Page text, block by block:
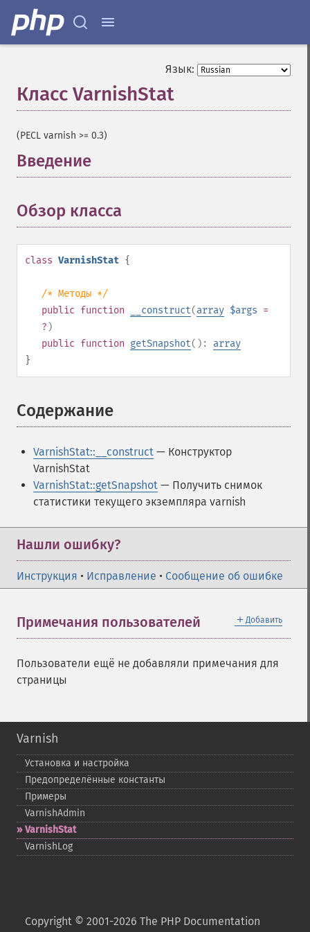
Язык:
Класс VarnishStat
(PECL varnish >= 0.3)
Введение
Обзор класса
class VarnishStat {
/* Методы */
public function __construct(array $args =
? )
public function getSnapshot(): array
}
Содержание
VarnishStat::__construct — Конструктор
VarnishStat
VarnishStat::getSnapshot — Получить снимок
статистики текущего экземпляра varnish
Нашли ошибку?
Инструкция • Исправление • Сообщение об ошибке
＋ Добавить
Примечания пользователей
Пользователи ещё не добавляли примечания для
страницы
Varnish
Установка и настройка
Предопределённые константы
Примеры
VarnishAdmin
VarnishStat
VarnishLog
Copyright © 2001-2026 The PHP Documentation